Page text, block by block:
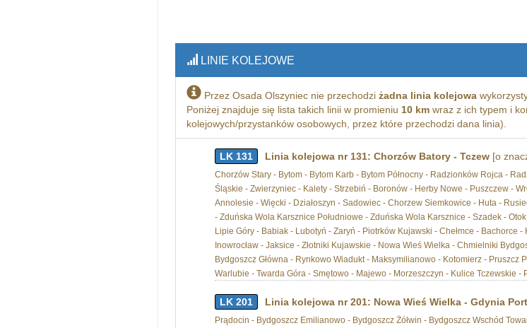
LINIE KOLEJOWE
Przez Osada Olszyniec nie przechodzi żadna linia kolejowa
Poniżej znajduje się lista takich linii w promieniu 10 kmwraz z ich typem i
kolejowych/przystanków osobowych, przez które przechodzi dana linia).
LK 131 Linia kolejowa nr 131: Chorzów Batory - Tczew[o
Chorzów Stary - Bytom - Bytom Karb - Bytom Północny - Radzionków Rojca -
Śląskie - Zwierzyniec - Kalety - Strzebiń - Boronów - Herby Nowe - Puszczew -
Annolesie - Więcki - Działoszyn - Sadowiec - Chorzew Siemkowice - Huta -
- Zduńska Wola Karsznice Południowe - Zduńska Wola Karsznice - Szadek -
Lipie Góry - Babiak - Lubotyń - Zaryń - Piotrków Kujawski - Chełmce - Bachorce
Inowrocław - Jaksice - Złotniki Kujawskie - Nowa Wieś Wielka - Chmielniki
Bydgoszcz Główna - Rynkowo Wiadukt - Maksymilianowo - Kotomierz -
Warlubie - Twarda Góra - Smętowo - Majewo - Morzeszczyn - Kulice Tczewskie -
LK 201 Linia kolejowa nr 201: Nowa Wieś Wielka - Gdynia Port
Prądocin - Bydgoszcz Emilianowo - Bydgoszcz Żółwin - Bydgoszcz Wschód